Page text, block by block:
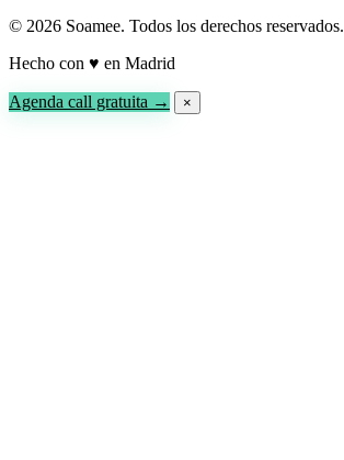
© 2026 Soamee. Todos los derechos reservados.
Hecho con ♥ en Madrid
Agenda call gratuita → ×